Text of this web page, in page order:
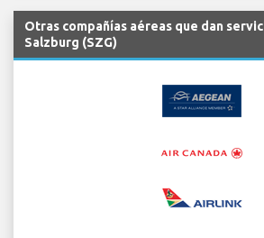
Otras compañías aéreas que dan
Salzburg (SZG)